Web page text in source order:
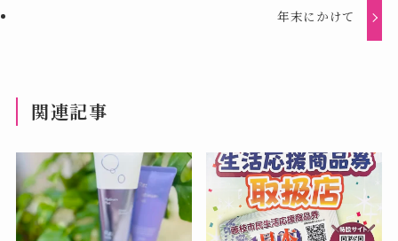
年末にかけて
関連記事